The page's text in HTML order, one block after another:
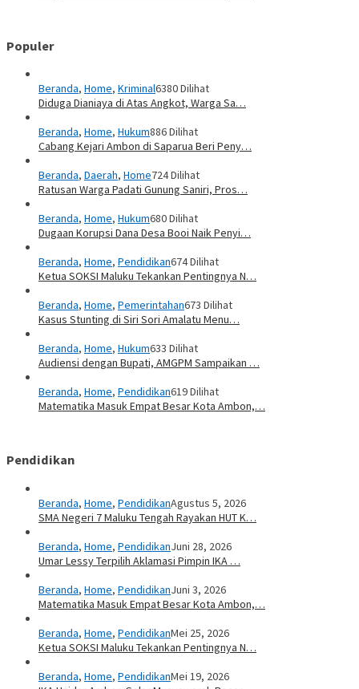
Populer
Beranda, Home, Kriminal6380 Dilihat
Diduga Dianiaya di Atas Angkot, Warga Sa…
Beranda, Home, Hukum886 Dilihat
Cabang Kejari Ambon di Saparua Beri Peny…
Beranda, Daerah, Home724 Dilihat
Ratusan Warga Padati Gunung Saniri, Pros…
Beranda, Home, Hukum680 Dilihat
Dugaan Korupsi Dana Desa Booi Naik Penyi…
Beranda, Home, Pendidikan674 Dilihat
Ketua SOKSI Maluku Tekankan Pentingnya N…
Beranda, Home, Pemerintahan673 Dilihat
Kasus Stunting di Siri Sori Amalatu Menu…
Beranda, Home, Hukum633 Dilihat
Audiensi dengan Bupati, AMGPM Sampaikan …
Beranda, Home, Pendidikan619 Dilihat
Matematika Masuk Empat Besar Kota Ambon,…
Pendidikan
Beranda, Home, PendidikanAgustus 5, 2026
SMA Negeri 7 Maluku Tengah Rayakan HUT K…
Beranda, Home, PendidikanJuni 28, 2026
Umar Lessy Terpilih Aklamasi Pimpin IKA …
Beranda, Home, PendidikanJuni 3, 2026
Matematika Masuk Empat Besar Kota Ambon,…
Beranda, Home, PendidikanMei 25, 2026
Ketua SOKSI Maluku Tekankan Pentingnya N…
Beranda, Home, PendidikanMei 19, 2026